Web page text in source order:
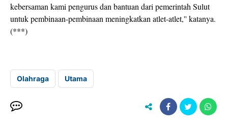
kebersaman kami pengurus dan bantuan dari pemerintah Sulut
untuk pembinaan-pembinaan meningkatkan atlet-atlet,'' katanya.
(***)
Olahraga Utama